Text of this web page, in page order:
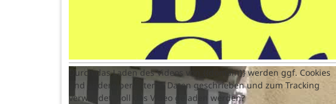
Durch das Laden des Videos von {{domain}} werden ggf. Cookies
und andere persistente Daten geschrieben und zum Tracking
verwendet. Soll das Video geladen werden?